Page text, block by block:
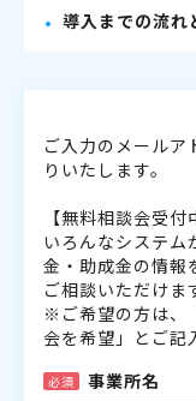
導入までの流れ
ご入力のメール
りいたします。
【無料相談会受付
いろんなシステム
金・助成金の情報
ご相談いただけま
※ご希望の方は、
会を希望」とご記
必須 事業所名